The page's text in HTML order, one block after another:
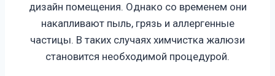
дизайн помещения. Однако со временем они
накапливают пыль, грязь и аллергенные
частицы. В таких случаях химчистка жалюзи
становится необходимой процедурой.